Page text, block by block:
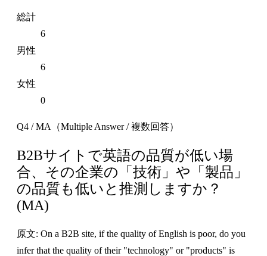
総計
6
男性
6
女性
0
Q4 / MA（Multiple Answer / 複数回答）
B2Bサイトで英語の品質が低い場
合、その企業の「技術」や「製品」
の品質も低いと推測しますか？
(MA)
原文: On a B2B site, if the quality of English is poor, do you
infer that the quality of their "technology" or "products" is